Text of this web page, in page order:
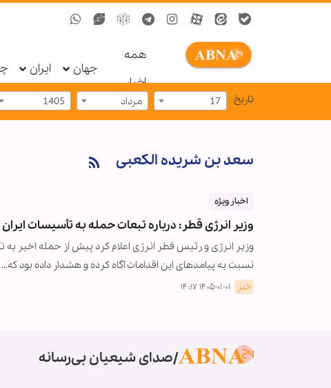
همه
اخبار
جهان ایران
تاریخ 17 مرداد 1405
سعد بن شریده الکعبی
اخبار ویژه
وزیر انرژی قطر: درباره تبعات حمله به تأسیسات ایران به
وزیر انرژی و رئیس قطر انرژی اعلام کرد پیش از حمله اخیر به
نسبت به پیامدهای این اقدامات آگاه کرده و هشدار داده بود که…
خبر ۱۴۰۵-۰۱-۰۱ ۱۴:۱۷
صدای شیعیان بی‌رسانه